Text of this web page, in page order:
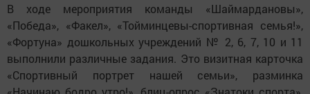
В ходе мероприятия команды «Шаймардановы»,
«Победа», «Факел», «Тойминцевы-спортивная семья!»,
«Фортуна» дошкольных учреждений № 2, 6, 7, 10 и 11
выполнили различные задания. Это визитная карточка
«Спортивный портрет нашей семьи», разминка